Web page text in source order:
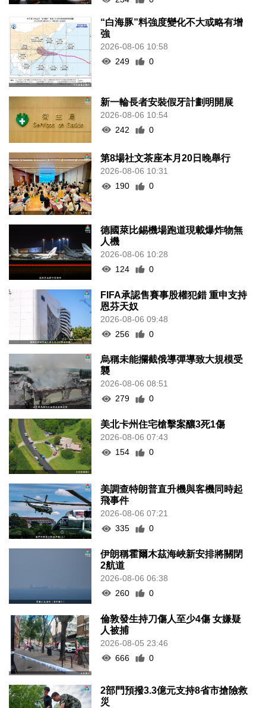
“白海豚”料強度變化不大或略有增
強
2026-08-06 10:58
249
0
新一輪長者安裝假牙計劃明開展
2026-08-06 10:54
242
0
第8場社文茶座本月20日晚舉行
2026-08-06 10:31
190
0
德國萊比錫機場跑道現載爆炸物無
人機
2026-08-06 10:28
124
0
FIFA承認售賽事股權犯錯 重申支持
恩芬天奴
2026-08-06 09:48
256
0
烏稱未能攔截俄導彈導致大規模受
襲
2026-08-06 08:51
279
0
美北卡州住宅槍擊案釀3死1傷
2026-08-06 07:43
154
0
美調查特朗普直升機與客機同時起
飛事件
2026-08-06 07:21
335
0
伊朗稱霍爾木茲海峽新安排將關閉
2航道
2026-08-06 06:38
260
0
倫敦發生持刀傷人至少4傷 女嫌疑
人被捕
2026-08-05 23:46
666
0
2部門預撥3.3億元支持8省市搶險救
災